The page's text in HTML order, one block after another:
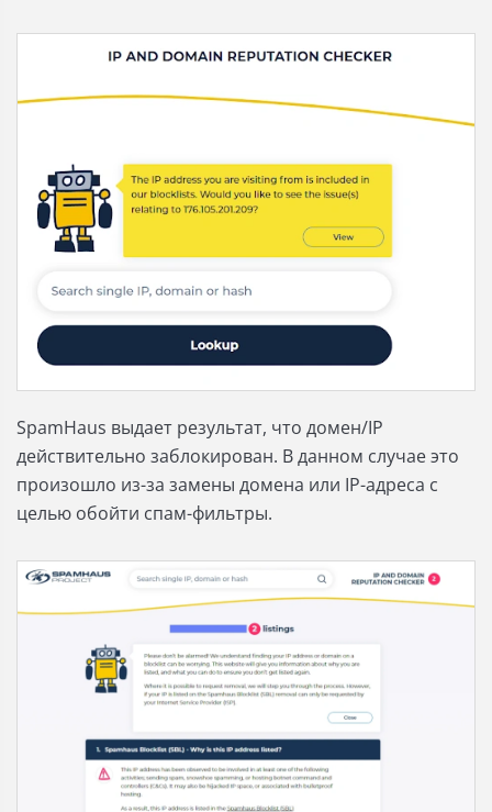
SpamHaus выдает результат, что домен/IP
действительно заблокирован. В данном случае это
произошло из-за замены домена или IP-адреса с
целью обойти спам-фильтры.